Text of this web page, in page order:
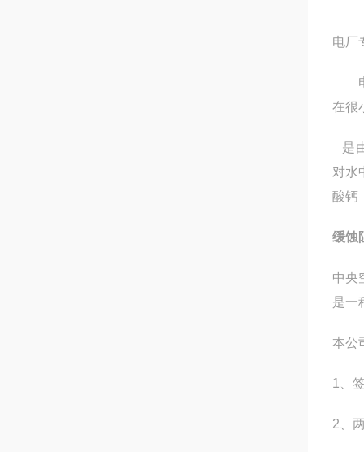
电厂
电
在很
是
对水
酸钙
缓蚀
中央
是一
本公
1、
2、